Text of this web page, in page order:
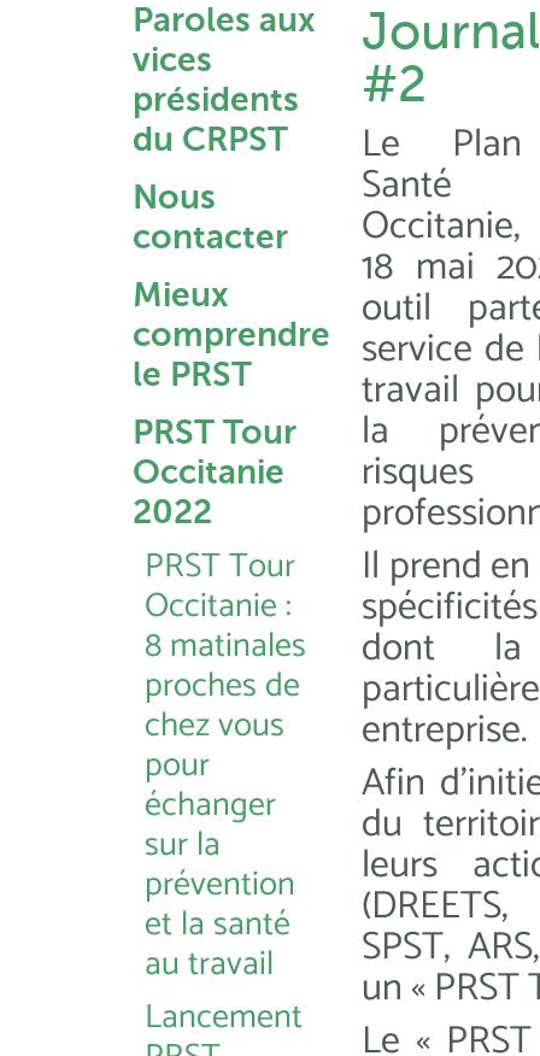
Paroles aux
vices
présidents
du CRPST
Nous
contacter
Mieux
comprendre
le PRST
PRST Tour
Occitanie
2022
PRST Tour
Occitanie :
8 matinales
proches de
chez vous
pour
échanger
sur la
prévention
et la santé
au travail
Lancement
#2
Le Plan
Santé
18 mai
outil
service
travail
la
risques
Il prend
dont la
entreprise.
Afin
du
leurs
SPST,
un « PRST
Le «